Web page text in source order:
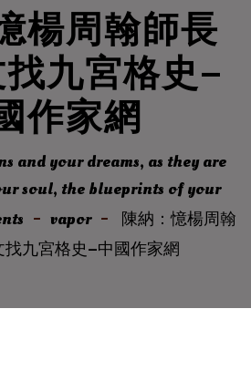
楊周翰師長
九宮格史–
作家網
and your dreams, as they are
soul, the blueprints of your
vapor
陳納：憶楊周翰
九宮格史–中國作家網